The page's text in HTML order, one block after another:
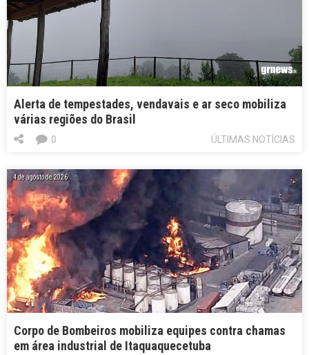
Alerta de tempestades, vendavais e ar seco mobiliza
várias regiões do Brasil
ÚLTIMAS NOTÍCIAS
0
4 de agosto de 2026
Corpo de Bombeiros mobiliza equipes contra chamas
em área industrial de Itaquaquecetuba